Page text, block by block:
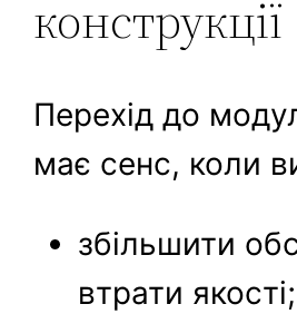
конструкції
Перехід до
має сенс, коли
збільшити
втрати якості;